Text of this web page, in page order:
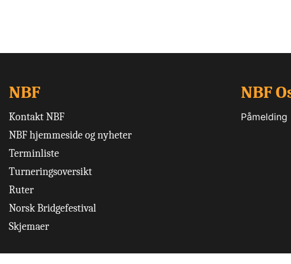
NBF
Kontakt NBF
NBF hjemmeside og nyheter
Terminliste
Turneringsoversikt
Ruter
Norsk Bridgefestival
Skjemaer
NBF
Påmelding